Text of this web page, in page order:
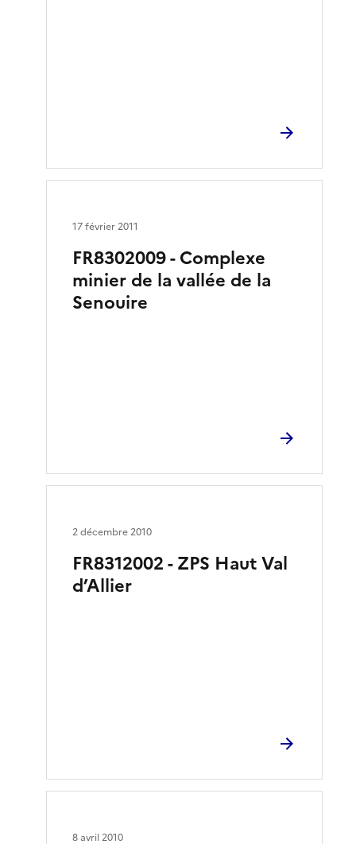
FR8302009 - Complexe
minier de la vallée de la
Senouire
17 février 2011
FR8312002 - ZPS Haut Val
d’Allier
2 décembre 2010
8 avril 2010